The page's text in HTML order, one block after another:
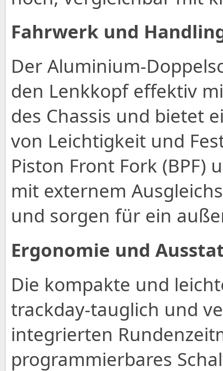
Fahrwerk und
Der Aluminium-
den Lenkkopf effektiv
des Chassis und bietet
von Leichtigkeit und
Piston Front Fork
mit externem
und sorgen für ein
Ergonomie und
Die kompakte und
trackday-tauglich und
integrierten
programmierbares